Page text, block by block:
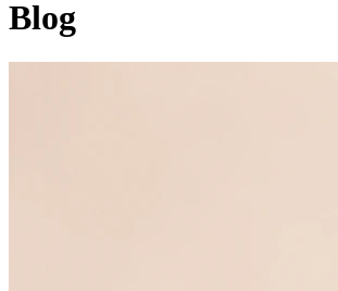
Blog